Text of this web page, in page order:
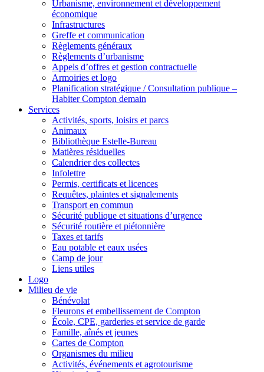
Urbanisme, environnement et développement
économique
Infrastructures
Greffe et communication
Règlements généraux
Règlements d’urbanisme
Appels d’offres et gestion contractuelle
Armoiries et logo
Planification stratégique / Consultation publique –
Habiter Compton demain
Services
Activités, sports, loisirs et parcs
Animaux
Bibliothèque Estelle-Bureau
Matières résiduelles
Calendrier des collectes
Infolettre
Permis, certificats et licences
Requêtes, plaintes et signalements
Transport en commun
Sécurité publique et situations d’urgence
Sécurité routière et piétonnière
Taxes et tarifs
Eau potable et eaux usées
Camp de jour
Liens utiles
Logo
Milieu de vie
Bénévolat
Fleurons et embellissement de Compton
École, CPE, garderies et service de garde
Famille, aînés et jeunes
Cartes de Compton
Organismes du milieu
Activités, événements et agrotourisme